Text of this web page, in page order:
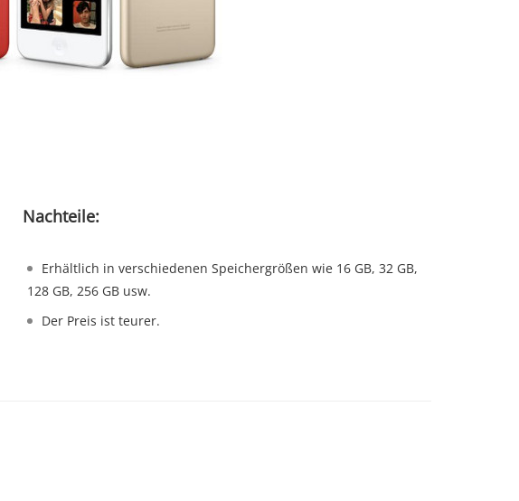
Nachteile:
Erhältlich in verschiedenen Speichergrößen wie 16 GB, 32 GB,
128 GB, 256 GB usw.
Der Preis ist teurer.